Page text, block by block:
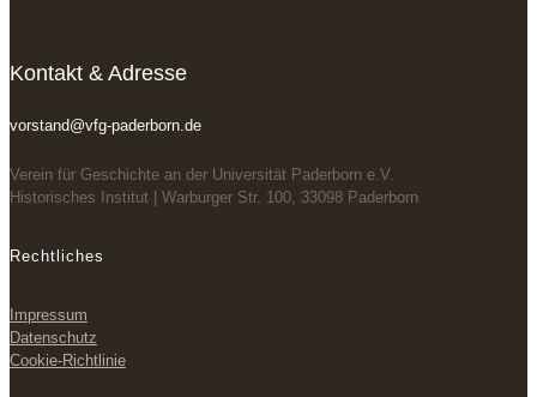
Kontakt & Adresse
vorstand@vfg-paderborn.de
Verein für Geschichte an der Universität Paderborn e.V.
Historisches Institut | Warburger Str. 100, 33098 Paderborn
Rechtliches
Impressum
Datenschutz
Cookie-Richtlinie